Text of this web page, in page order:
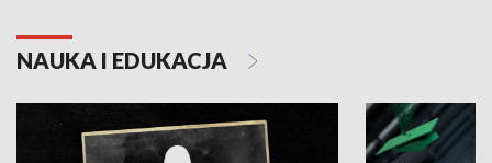
NAUKA I EDUKACJA